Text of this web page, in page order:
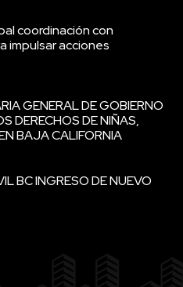
coordinación con
acciones
GENERAL DE GOBIERNO
DERECHOS DE NIÑAS,
BAJA CALIFORNIA
BC INGRESO DE NUEVO